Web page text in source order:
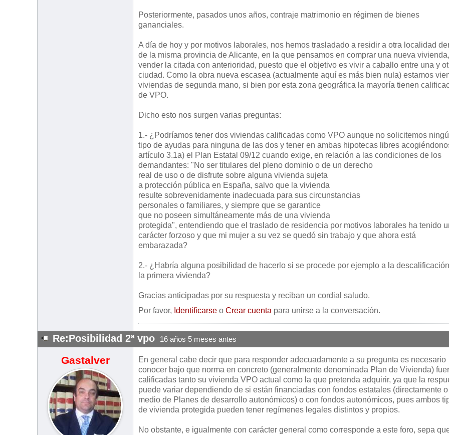
Posteriormente, pasados unos años, contraje matrimonio en régimen de bienes
gananciales.
A día de hoy y por motivos laborales, nos hemos trasladado a residir a otra localidad
de la misma provincia de Alicante, en la que pensamos en comprar una nueva
vender la citada con anterioridad, puesto que el objetivo es vivir a caballo entre una y
ciudad. Como la obra nueva escasea (actualmente aquí es más bien nula) estamos
viviendas de segunda mano, si bien por esta zona geográfica la mayoría tienen
de VPO.
Dicho esto nos surgen varias preguntas:
1.- ¿Podríamos tener dos viviendas calificadas como VPO aunque no solicitemos
tipo de ayudas para ninguna de las dos y tener en ambas hipotecas libres
artículo 3.1a) el Plan Estatal 09/12 cuando exige, en relación a las condiciones de los
demandantes: "No ser titulares del pleno dominio o de un derecho
real de uso o de disfrute sobre alguna vivienda sujeta
a protección pública en España, salvo que la vivienda
resulte sobrevenidamente inadecuada para sus circunstancias
personales o familiares, y siempre que se garantice
que no poseen simultáneamente más de una vivienda
protegida", entendiendo que el traslado de residencia por motivos laborales ha tenido
carácter forzoso y que mi mujer a su vez se quedó sin trabajo y que ahora está
embarazada?
2.- ¿Habría alguna posibilidad de hacerlo si se procede por ejemplo a la
la primera vivienda?
Gracias anticipadas por su respuesta y reciban un cordial saludo.
Por favor, Identificarse o Crear cuenta para unirse a la conversación.
Re:Posibilidad 2ª vpo 16 años 5 meses antes
Gastalver
En general cabe decir que para responder adecuadamente a su pregunta es necesario
conocer bajo que norma en concreto (generalmente denominada Plan de Vivienda)
calificadas tanto su vivienda VPO actual como la que pretenda adquirir, ya que la
puede variar dependiendo de si están financiadas con fondos estatales (directamente
medio de Planes de desarrollo autonómicos) o con fondos autonómicos, pues ambos
de vivienda protegida pueden tener regímenes legales distintos y propios.
No obstante, e igualmente con carácter general como corresponde a este foro, sepa